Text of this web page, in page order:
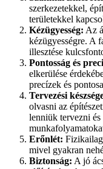
szerkezetekkel,
területekkel
Kézügyesség: Az
kézügyességre. A
illesztése
Pontosság és
elkerülése
precízek és
Tervezési
olvasni az
lenniük tervezni és
Erőnlét:
mivel gyakran
Biztonság: A jó